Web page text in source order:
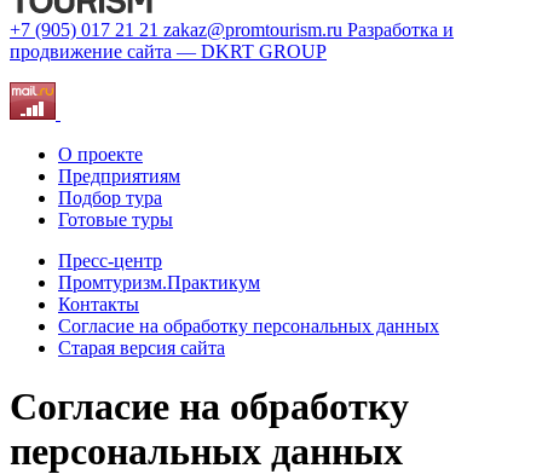
+7 (905) 017 21 21 zakaz@promtourism.ru Разработка и
продвижение сайта — DKRT GROUP
О проекте
Предприятиям
Подбор тура
Готовые туры
Пресс-центр
Промтуризм.Практикум
Контакты
Согласие на обработку персональных данных
Старая версия сайта
Согласие на обработку
персональных данных